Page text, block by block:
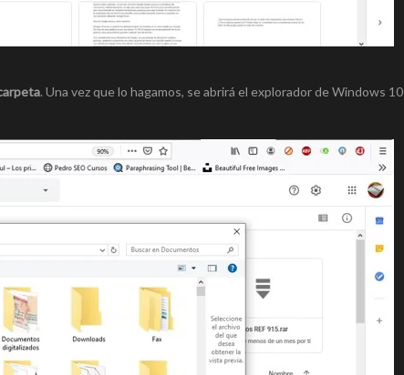
. Una vez que lo hagamos, se abrirá el explorador de Windows 10